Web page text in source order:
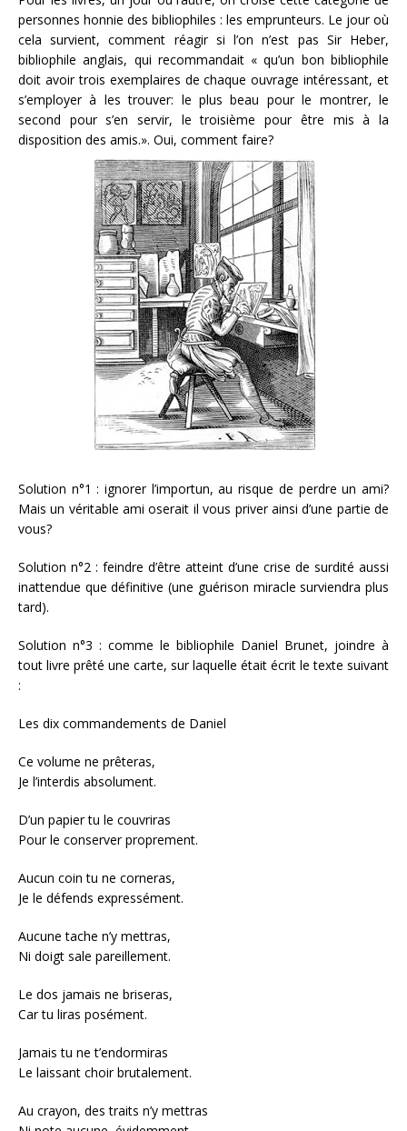
personnes honnie des bibliophiles : les emprunteurs. Le jour où
cela survient, comment réagir si l’on n’est pas Sir Heber,
bibliophile anglais, qui recommandait « qu’un bon bibliophile
doit avoir trois exemplaires de chaque ouvrage intéressant, et
s’employer à les trouver: le plus beau pour le montrer, le
second pour s’en servir, le troisième pour être mis à la
disposition des amis.». Oui, comment faire?
Solution n°1 : ignorer l’importun, au risque de perdre un ami?
Mais un véritable ami oserait il vous priver ainsi d’une partie de
vous?
Solution n°2 : feindre d’être atteint d’une crise de surdité aussi
inattendue que définitive (une guérison miracle surviendra plus
tard).
Solution n°3 : comme le bibliophile Daniel Brunet, joindre à
tout livre prêté une carte, sur laquelle était écrit le texte suivant
:
Les dix commandements de Daniel
Ce volume ne prêteras,
Je l’interdis absolument.
D’un papier tu le couvriras
Pour le conserver proprement.
Aucun coin tu ne corneras,
Je le défends expressément.
Aucune tache n’y mettras,
Ni doigt sale pareillement.
Le dos jamais ne briseras,
Car tu liras posément.
Jamais tu ne t’endormiras
Le laissant choir brutalement.
Au crayon, des traits n’y mettras